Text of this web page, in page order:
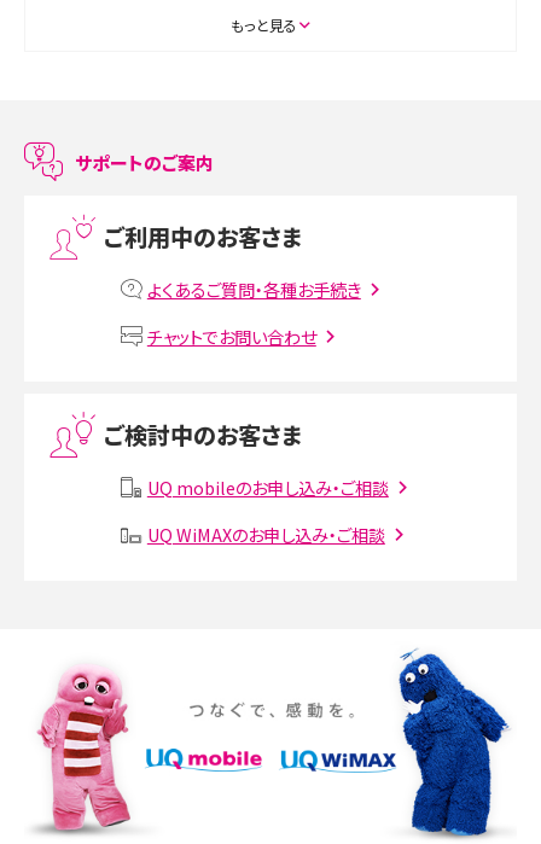
ASMRとは？初心者向けの代表ジャンルや楽しみ方を解説
LINEで友だちを削除する方法は？方法ごとの影響や復活・復元する方法も解説
MNOとは？MVNOやMVNEとの違いやメリット・デメリットを解説
VPN接続とは？仕組みや必要性、メリット・デメリット、接続方法を解説
Instagram（インスタグラム）でスクショするとバレる？バレるケースや撮り方も解
SMSとは？料金やできること、注意点や届かない時の対処法を解説
iPhone 16eとiPhone SE（第3世代）の違いは？サイズやスペックを比較して解説
iPhone 16eとiPhone 14を徹底比較！スペック・機能の違いをわかりやすく紹介
iPhone 16シリーズのモデルを比較！価格・サイズ・カメラ性能の違いを徹底解説
iPhone 16とiPhone 15の違いは？カメラ・スペック・機能を徹底比較
もっと見る
サポートのご案内
ご利用中のお客さま
よくあるご質問・各種お手続き
チャットでお問い合わせ
ご検討中のお客さま
UQ mobileのお申し込み・ご相談
UQ WiMAXのお申し込み・ご相談